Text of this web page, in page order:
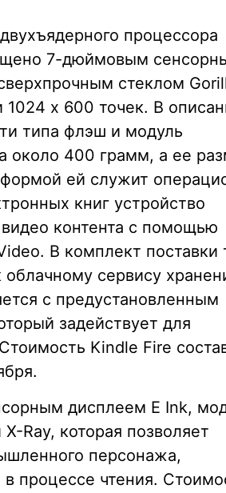
процессора
7-дюймовым
стеклом
1024 x 600 точек. В
типа флэш и модуль
около 400 грамм, а ее
ей служит
книг устройство
контента с помощью
В комплект поставки
сервису
с предустановленным
задействует для
Kindle Fire
дисплеем E Ink,
Ray, которая позволяет
персонажа,
процессе чтения.